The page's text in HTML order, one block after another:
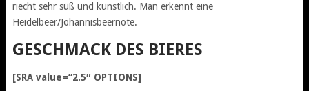
riecht sehr süß und künstlich. Man erkennt eine
Heidelbeer/Johannisbeernote.
GESCHMACK DES BIERES
[SRA value=“2.5″ OPTIONS]